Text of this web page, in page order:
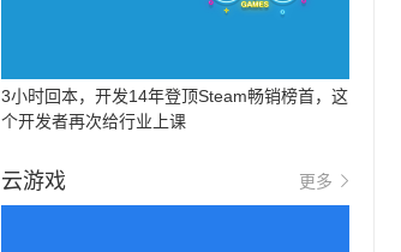
3小时回本，开发14年登顶Steam畅销榜首，这
个开发者再次给行业上课
云游戏 更多